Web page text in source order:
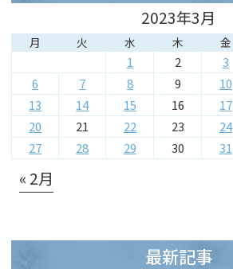
2023年3月
月 火 水 木 金
1 2 3
6
7 8 9 10
13
14 15 16 17
20
21 22 23 24
27
28 29 30 31
« 2月
最新記事